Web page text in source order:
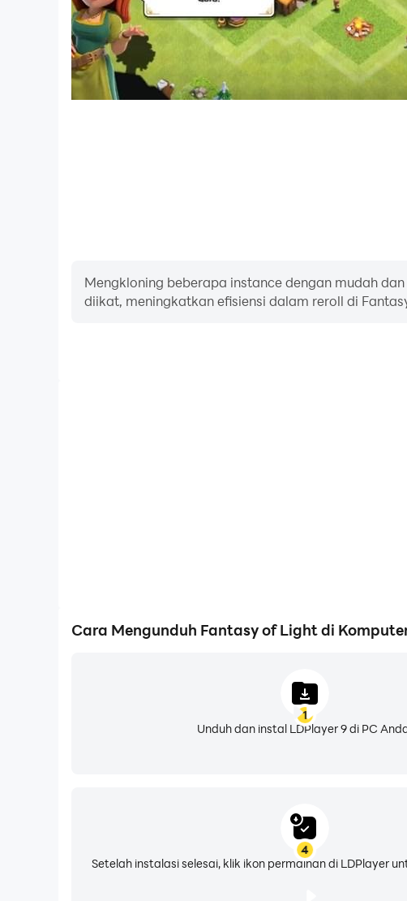
Mengkloning beberapa instance dengan mudah
diikat, meningkatkan efisiensi dalam reroll di
Cara Mengunduh Fantasy of Light di
1
Unduh dan instal LDPlayer 9 di PC
4
Setelah instalasi selesai, klik ikon permainan di LDPlayer